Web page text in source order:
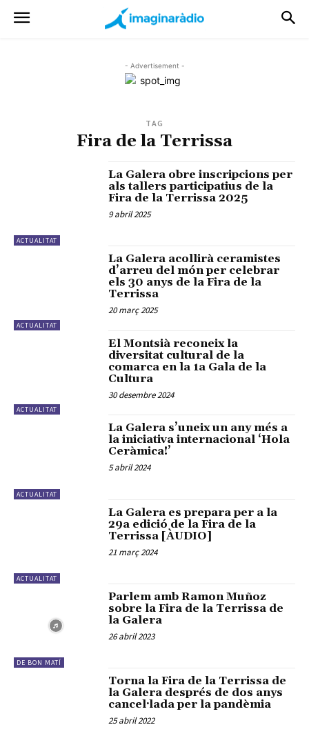
- Advertisement -
TAG
Fira de la Terrissa
ACTUALITAT
La Galera obre inscripcions per
als tallers participatius de la
Fira de la Terrissa 2025
9 abril 2025
ACTUALITAT
La Galera acollirà ceramistes
d’arreu del món per celebrar
els 30 anys de la Fira de la
Terrissa
20 març 2025
ACTUALITAT
El Montsià reconeix la
diversitat cultural de la
comarca en la 1a Gala de la
Cultura
30 desembre 2024
ACTUALITAT
La Galera s’uneix un any més a
la iniciativa internacional ‘Hola
Ceràmica!’
5 abril 2024
ACTUALITAT
La Galera es prepara per a la
29a edició de la Fira de la
Terrissa [ÀUDIO]
21 març 2024
DE BON MATÍ
Parlem amb Ramon Muñoz
sobre la Fira de la Terrissa de
la Galera
26 abril 2023
Torna la Fira de la Terrissa de
la Galera després de dos anys
cancel·lada per la pandèmia
25 abril 2022